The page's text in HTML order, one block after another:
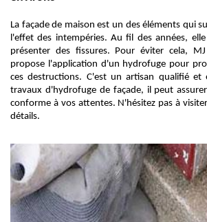
La façade de maison est un des éléments qui
l'effet des intempéries. Au fil des années,
présenter des fissures. Pour éviter cela,
propose l'application d'un hydrofuge pour
ces destructions. C'est un artisan qualifié et
travaux d'hydrofuge de façade, il peut
conforme à vos attentes. N'hésitez pas à
détails.